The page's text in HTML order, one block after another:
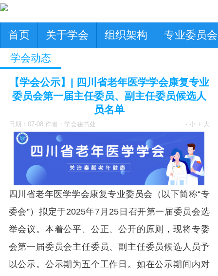
首页 关于学会 组织架构 专业委员会
学会动态
【学会公示】| 四川省老年医学学会康复专业
委员会第一届主任委员、副主任委员候选人
员名单
日期：07-08 作者：学会秘书处 - 小 + 大
四川省老年医学学会康复专业委员会（以下简称“专
委会”）拟定于2025年7月25日召开第一届委员会选
举会议。 本着公平、公正、公开的原则，现将专委
会第一届委员会主任委员、副主任委员候选人员予
以公示。 公示期为五个工作日。 如在公示期间内对